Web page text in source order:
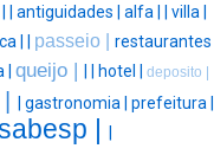
| | antiguidades | alfa | | villa |
| | passeio | restaurantes
| queijo | | | hotel | deposito |
| gastronomia | prefeitura |
| |